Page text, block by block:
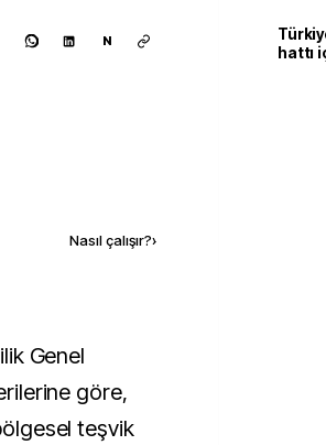
N
Nasıl çalışır?›
göre,
teşvik
hattı